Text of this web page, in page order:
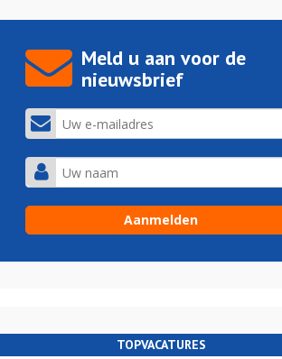
Meld u aan voor de
nieuwsbrief
TOPVACATURES